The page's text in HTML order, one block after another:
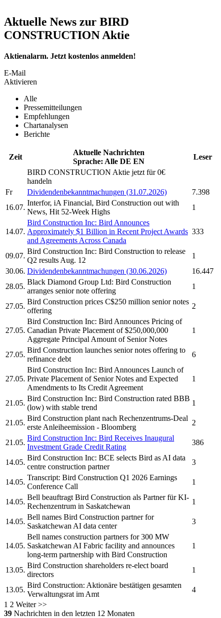
Aktuelle News zur BIRD
CONSTRUCTION Aktie
Aktienalarm. Jetzt kostenlos anmelden!
E-Mail
Aktivieren
Alle
Pressemitteilungen
Empfehlungen
Chartanalysen
Berichte
Zeit
Aktuelle Nachrichten
Sprache: Alle DE EN
Leser
BIRD CONSTRUCTION Aktie jetzt für 0€
handeln
Fr
Dividendenbekanntmachungen (31.07.2026)
7.398
16.07.
Interfor, iA Financial, Bird Construction out with
News, Hit 52-Week Highs
1
14.07.
Bird Construction Inc: Bird Announces
Approximately $1 Billion in Recent Project Awards
and Agreements Across Canada
333
09.07.
Bird Construction Inc: Bird Construction to release
Q2 results Aug. 12
1
30.06. Dividendenbekanntmachungen (30.06.2026)
16.447
28.05.
Black Diamond Group Ltd: Bird Construction
arranges senior note offering
1
27.05.
Bird Construction prices C$250 million senior notes
offering
2
27.05.
Bird Construction Inc: Bird Announces Pricing of
Canadian Private Placement of $250,000,000
Aggregate Principal Amount of Senior Notes
1
27.05.
Bird Construction launches senior notes offering to
refinance debt
6
27.05.
Bird Construction Inc: Bird Announces Launch of
Private Placement of Senior Notes and Expected
Amendments to Its Credit Agreement
1
21.05.
Bird Construction Inc: Bird Construction rated BBB
(low) with stable trend
1
21.05.
Bird Construction plant nach Rechenzentrums-Deal
erste Anleiheemission - Bloomberg
2
21.05.
Bird Construction Inc: Bird Receives Inaugural
Investment Grade Credit Rating
386
14.05.
Bird Construction Inc: BCE selects Bird as AI data
centre construction partner
3
14.05.
Transcript: Bird Construction Q1 2026 Earnings
Conference Call
1
14.05.
Bell beauftragt Bird Construction als Partner für KI-
Rechenzentrum in Saskatchewan
1
14.05.
Bell names Bird Construction partner for
Saskatchewan AI data center
3
14.05.
Bell names construction partners for 300 MW
Saskatchewan AI Fabric facility and announces
long-term partnership with Bird Construction
1
13.05.
Bird Construction shareholders re-elect board
directors
1
13.05.
Bird Construction: Aktionäre bestätigen gesamten
Verwaltungsrat im Amt
4
1 2 Weiter >>
39 Nachrichten in den letzten 12 Monaten